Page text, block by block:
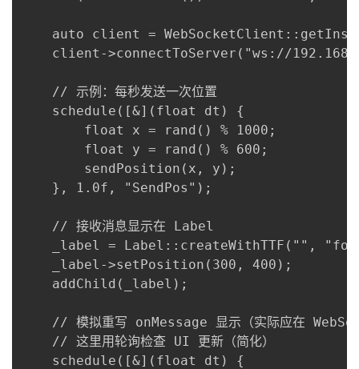
auto client =
client->connectToServer("ws://
    // 示例：每秒发送一次位置
    schedule([&](float dt) {
        float x = rand() % 1000;
        float y = rand() % 600;
        sendPosition(x, y);
    }, 1.0f, "SendPos");
    // 接收消息显示在 Label
_label = Label::createWithTTF("",
    _label->setPosition(300, 400);
    addChild(_label);
// 模拟重写 onMessage 显示（实际应在
    // 这里用轮询检查 UI 更新（简化）
    schedule([&](float dt) {